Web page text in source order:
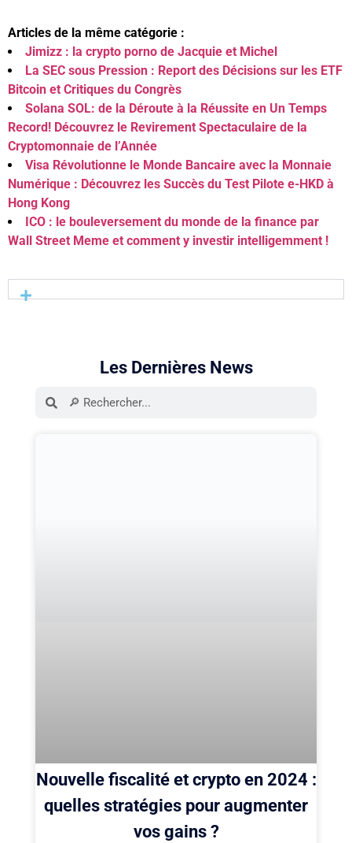
Articles de la même catégorie :
Jimizz : la crypto porno de Jacquie et Michel
La SEC sous Pression : Report des Décisions sur les ETF
Bitcoin et Critiques du Congrès
Solana SOL: de la Déroute à la Réussite en Un Temps
Record! Découvrez le Revirement Spectaculaire de la
Cryptomonnaie de l’Année
Visa Révolutionne le Monde Bancaire avec la Monnaie
Numérique : Découvrez les Succès du Test Pilote e-HKD à
Hong Kong
ICO : le bouleversement du monde de la finance par
Wall Street Meme et comment y investir intelligemment !
Les Dernières News
Nouvelle fiscalité et crypto en 2024 :
quelles stratégies pour augmenter
vos gains ?